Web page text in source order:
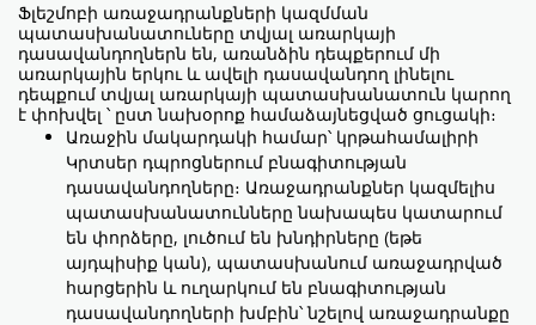
Ֆլեշմոբի առաջադրանքների կազմման
պատասխանատուները տվյալ առարկայի
դասավանդողներն են, առանձին դեպքերում մի
առարկային երկու և ավելի դասավանդող լինելու
դեպքում տվյալ առարկայի պատասխանատուն կարող
է փոխվել ՝ ըստ նախօրոք համաձայնեցված ցուցակի։
Առաջին մակարդակի համար՝ կրթահամալիրի
Կրտսեր դպրոցներում բնագիտության
դասավանդողները։ Առաջադրանքներ կազմելիս
պատասխանատունները նախապես կատարում
են փորձերը, լուծում են խնդիրները (եթե
այդպիսիք կան), պատասխանում առաջադրված
հարցերին և ուղարկում են բնագիտության
դասավանդողների խմբին՝ նշելով առաջադրանքը